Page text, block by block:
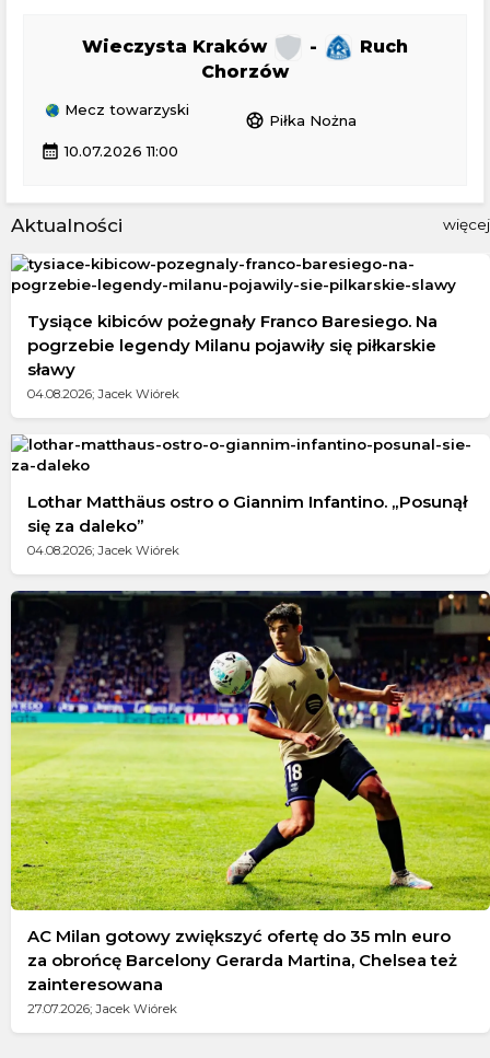
Wieczysta Kraków -
Ruch
Chorzów
Mecz towarzyski
sports_soccer Piłka Nożna
calendar_month 10.07.2026 11:00
Aktualności więcej
Tysiące kibiców pożegnały Franco Baresiego. Na
pogrzebie legendy Milanu pojawiły się piłkarskie
sławy
04.08.2026; Jacek Wiórek
Lothar Matthäus ostro o Giannim Infantino. „Posunął
się za daleko”
04.08.2026; Jacek Wiórek
AC Milan gotowy zwiększyć ofertę do 35 mln euro
za obrońcę Barcelony Gerarda Martina, Chelsea też
zainteresowana
27.07.2026; Jacek Wiórek